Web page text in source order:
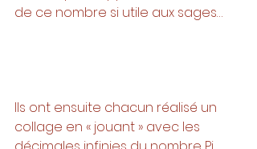
de ce nombre si utile aux sages…
Ils ont ensuite chacun réalisé un
collage en « jouant » avec les